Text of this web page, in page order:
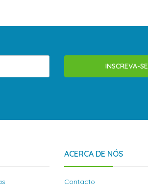
INSCREVA-SE
ACERCA DE NÓS
Contacto